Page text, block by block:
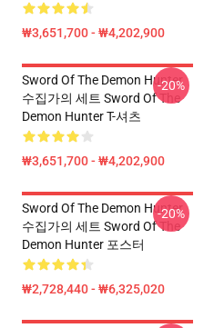
₩3,651,700 - ₩4,202,900
Sword Of The Demon Hunter
수집가의 세트 Sword Of The
Demon Hunter T-셔츠
₩3,651,700 - ₩4,202,900
-20%
Sword Of The Demon Hunter
수집가의 세트 Sword Of The
Demon Hunter 포스터
₩2,728,440 - ₩6,325,020
-20%